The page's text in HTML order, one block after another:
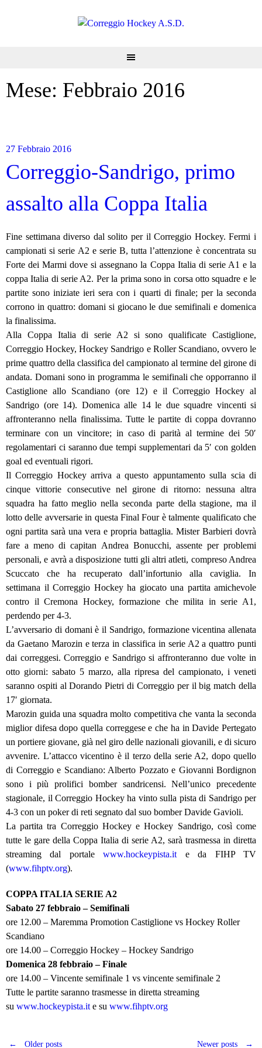
Mese: Febbraio 2016
27 Febbraio 2016
Correggio-Sandrigo, primo
assalto alla Coppa Italia
Fine settimana diverso dal solito per il Correggio Hockey. Fermi i
campionati si serie A2 e serie B, tutta l’attenzione è concentrata su
Forte dei Marmi dove si assegnano la Coppa Italia di serie A1 e la
coppa Italia di serie A2. Per la prima sono in corsa otto squadre e le
partite sono iniziate ieri sera con i quarti di finale; per la seconda
corrono in quattro: domani si giocano le due semifinali e domenica
la finalissima.
Alla Coppa Italia di serie A2 si sono qualificate Castiglione,
Correggio Hockey, Hockey Sandrigo e Roller Scandiano, ovvero le
prime quattro della classifica del campionato al termine del girone di
andata. Domani sono in programma le semifinali che opporranno il
Castiglione allo Scandiano (ore 12) e il Correggio Hockey al
Sandrigo (ore 14). Domenica alle 14 le due squadre vincenti si
affronteranno nella finalissima. Tutte le partite di coppa dovranno
terminare con un vincitore; in caso di parità al termine dei 50′
regolamentari ci saranno due tempi supplementari da 5′ con golden
goal ed eventuali rigori.
Il Correggio Hockey arriva a questo appuntamento sulla scia di
cinque vittorie consecutive nel girone di ritorno: nessuna altra
squadra ha fatto meglio nella seconda parte della stagione, ma il
lotto delle avversarie in questa Final Four è talmente qualificato che
ogni partita sarà una vera e propria battaglia. Mister Barbieri dovrà
fare a meno di capitan Andrea Bonucchi, assente per problemi
personali, e avrà a disposizione tutti gli altri atleti, compreso Andrea
Scuccato che ha recuperato dall’infortunio alla caviglia. In
settimana il Correggio Hockey ha giocato una partita amichevole
contro il Cremona Hockey, formazione che milita in serie A1,
perdendo per 4-3.
L’avversario di domani è il Sandrigo, formazione vicentina allenata
da Gaetano Marozin e terza in classifica in serie A2 a quattro punti
dai correggesi. Correggio e Sandrigo si affronteranno due volte in
otto giorni: sabato 5 marzo, alla ripresa del campionato, i veneti
saranno ospiti al Dorando Pietri di Correggio per il big match della
17′ giornata.
Marozin guida una squadra molto competitiva che vanta la seconda
miglior difesa dopo quella correggese e che ha in Davide Pertegato
un portiere giovane, già nel giro delle nazionali giovanili, e di sicuro
avvenire. L’attacco vicentino è il terzo della serie A2, dopo quello
di Correggio e Scandiano: Alberto Pozzato e Giovanni Bordignon
sono i più prolifici bomber sandricensi. Nell’unico precedente
stagionale, il Correggio Hockey ha vinto sulla pista di Sandrigo per
4-3 con un poker di reti segnato dal suo bomber Davide Gavioli.
La partita tra Correggio Hockey e Hockey Sandrigo, così come
tutte le gare della Coppa Italia di serie A2, sarà trasmessa in diretta
streaming dal portalewww.hockeypista.it e da FIHP TV
(www.fihptv.org).
COPPA ITALIA SERIE A2
Sabato 27 febbraio – Semifinali
ore 12.00 – Maremma Promotion Castiglione vs Hockey Roller
Scandiano
ore 14.00 – Correggio Hockey – Hockey Sandrigo
Domenica 28 febbraio – Finale
ore 14.00 – Vincente semifinale 1 vs vincente semifinale 2
Tutte le partite saranno trasmesse in diretta streaming
su www.hockeypista.it e su www.fihptv.org
← Older posts Newer posts →